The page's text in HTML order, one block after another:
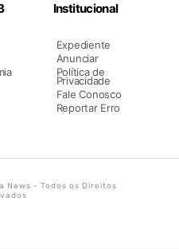
Institucional
Expediente
Anunciar
Política de
Privacidade
Fale Conosco
Reportar Erro
News - Todos os Direitos